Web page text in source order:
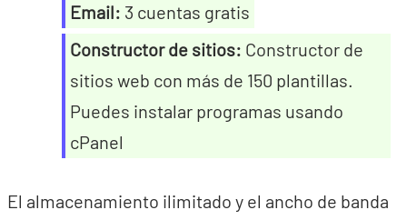
Email: 3 cuentas gratis
Constructor de sitios: Constructor de
sitios web con más de 150 plantillas.
Puedes instalar programas usando
cPanel
El almacenamiento ilimitado y el ancho de banda